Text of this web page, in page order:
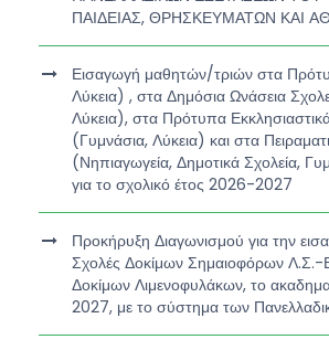
ΠΑΙΔΕΙΑΣ, ΘΡΗΣΚΕΥΜΑΤΩΝ ΚΑΙ
Εισαγωγή μαθητών/τριών στα
Λύκεια) , στα Δημόσια Ωνάσεια
Λύκεια), στα Πρότυπα
(Γυμνάσια, Λύκεια) και στα
(Νηπιαγωγεία, Δημοτικά Σχολεία,
για το σχολικό έτος 2026-2027
Προκήρυξη Διαγωνισμού για την
Σχολές Δοκίμων Σημαιοφόρων Λ.Σ.-
Δοκίμων Λιμενοφυλάκων, το
2027, με το σύστημα των